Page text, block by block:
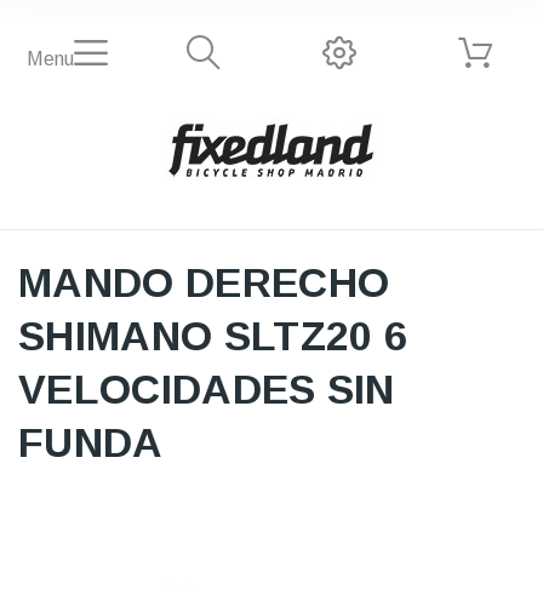
Menu
MANDO DERECHO
SHIMANO SLTZ20 6
VELOCIDADES SIN
FUNDA